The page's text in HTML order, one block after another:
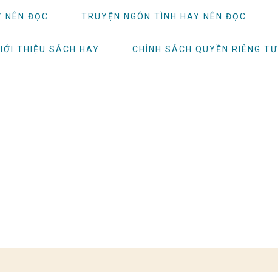
NÊN ĐỌC TRUYỆN NGÔN TÌNH HAY NÊN ĐỌC
THIỆU SÁCH HAY CHÍNH SÁCH QUYỀN RIÊNG TƯ